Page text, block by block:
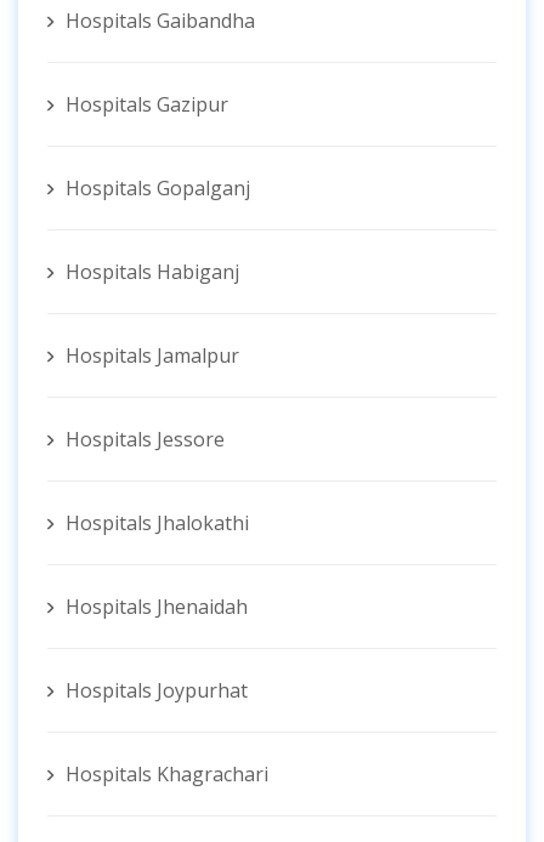
Hospitals Gaibandha
Hospitals Gazipur
Hospitals Gopalganj
Hospitals Habiganj
Hospitals Jamalpur
Hospitals Jessore
Hospitals Jhalokathi
Hospitals Jhenaidah
Hospitals Joypurhat
Hospitals Khagrachari